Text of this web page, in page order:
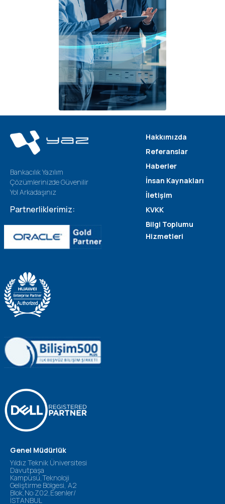
Bankacılık Yazılım
Çözümlerinizde Güvenilir
Yol Arkadaşınız
Partnerliklerimiz:
Hakkımızda
Referanslar
Haberler
İnsan Kaynakları
İletişim
KVKK
Bilgi Toplumu
Hizmetleri
Genel Müdürlük
Yıldız Teknik Üniversitesi
Davutpaşa
Kampüsü,Teknoloji
Geliştirme Bölgesi, A2
Blok,No:Z02,Esenler/
İSTANBUL